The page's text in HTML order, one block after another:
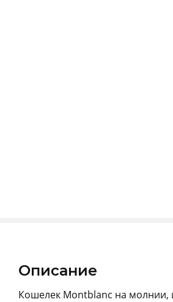
Описание
Кошелек Montblanc на молнии,